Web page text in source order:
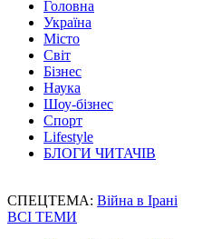
Головна
Україна
Місто
Світ
Бізнес
Наука
Шоу-бізнес
Спорт
Lifestyle
БЛОГИ ЧИТАЧІВ
СПЕЦТЕМА: Війна в Ірані
ВСІ ТЕМИ